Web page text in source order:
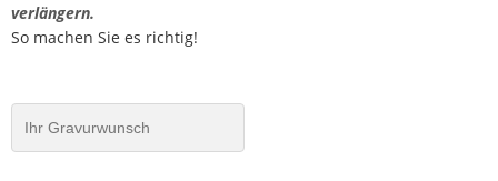
verlängern.
So machen Sie es richtig!